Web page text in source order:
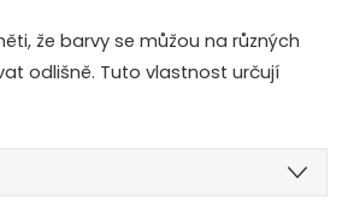
že barvy se můžou na různých
odlišně. Tuto vlastnost určují